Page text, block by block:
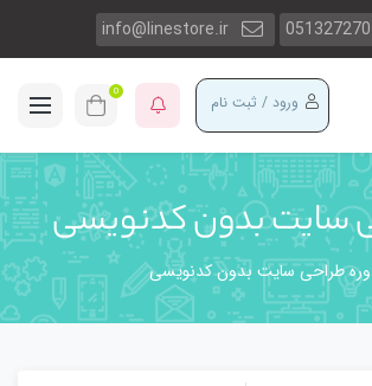
info@linestore.ir
ورود / ثبت نام 0
سایت بدون کدنویسی
طراحی سایت بدون کدنویسی